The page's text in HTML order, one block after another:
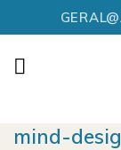
to
content
mind-